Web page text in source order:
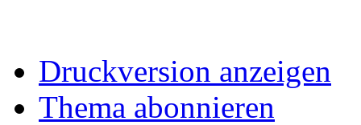
Druckversion anzeigen
Thema abonnieren